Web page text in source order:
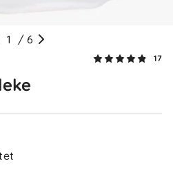
1 / 6
17